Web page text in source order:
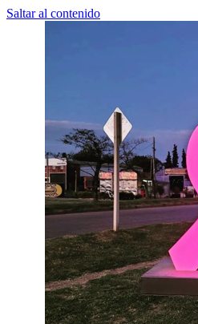
Saltar al contenido